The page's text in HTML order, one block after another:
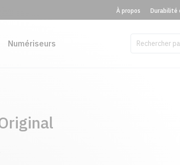
À propos Durabilité
Numériseurs